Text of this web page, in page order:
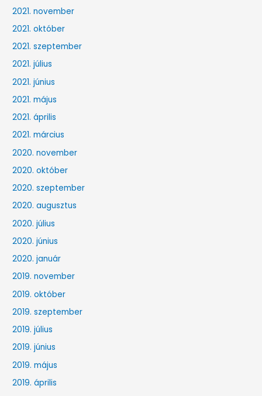
2021. november
2021. október
2021. szeptember
2021. július
2021. június
2021. május
2021. április
2021. március
2020. november
2020. október
2020. szeptember
2020. augusztus
2020. július
2020. június
2020. január
2019. november
2019. október
2019. szeptember
2019. július
2019. június
2019. május
2019. április